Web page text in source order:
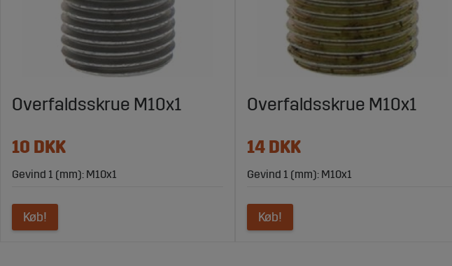
Overfaldsskrue M10x1
10 DKK
Gevind 1 (mm): M10x1
Køb!
Overfaldsskrue M10x1
14 DKK
Gevind 1 (mm): M10x1
Køb!